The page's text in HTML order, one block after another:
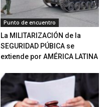
Punto de encuentro
La MILITARIZACIÓN de la
SEGURIDAD PÚBICA se
extiende por AMÉRICA LATINA